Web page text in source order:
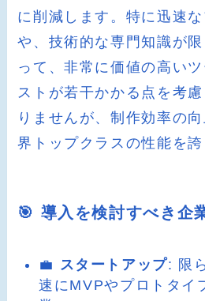
に削減します。特に迅速
や、技術的な専門知識が
って、非常に価値の高い
ストが若干かかる点を考
りませんが、制作効率の
界トップクラスの性能を誇
🎯 導入を検討すべき企
💼 スタートアップ: 限
速にMVPやプロトタイ